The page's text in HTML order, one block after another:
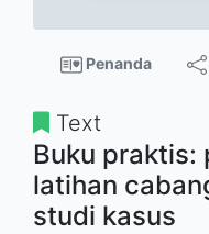
Penanda
Text
Buku praktis:
latihan
studi kasus